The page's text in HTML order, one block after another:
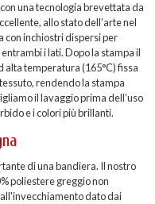
una tecnologia brevettata da
allo stato dell’arte nel
con inchiostri dispersi per
i lati. Dopo la stampa il
alta temperatura (165°C) fissa
rendendo la stampa
il lavaggio prima dell’uso
e i colori più brillanti.
di una bandiera. Il nostro
poliestere greggio non
dato dai